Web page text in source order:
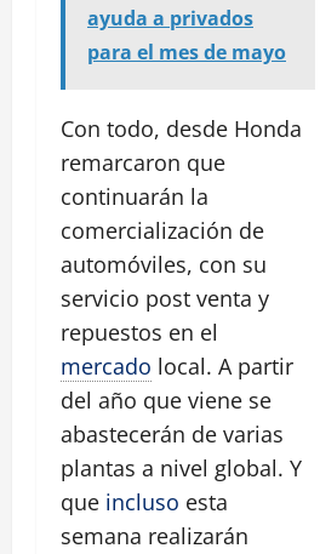
ayuda a privados
para el mes de mayo
Con todo, desde Honda
remarcaron que
continuarán la
comercialización de
automóviles, con su
servicio post venta y
repuestos en el
mercado local. A partir
del año que viene se
abastecerán de varias
plantas a nivel global. Y
que incluso esta
semana realizarán